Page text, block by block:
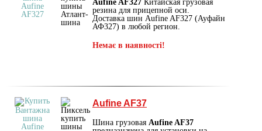
Aufine AF327 Китайская грузовая
резина для прицепной оси.
Доставка шин Aufine AF327 (Ауфайн
АФ327) в любой регион.
Немає в наявності!
Aufine AF37
Шина грузовая Aufine AF37